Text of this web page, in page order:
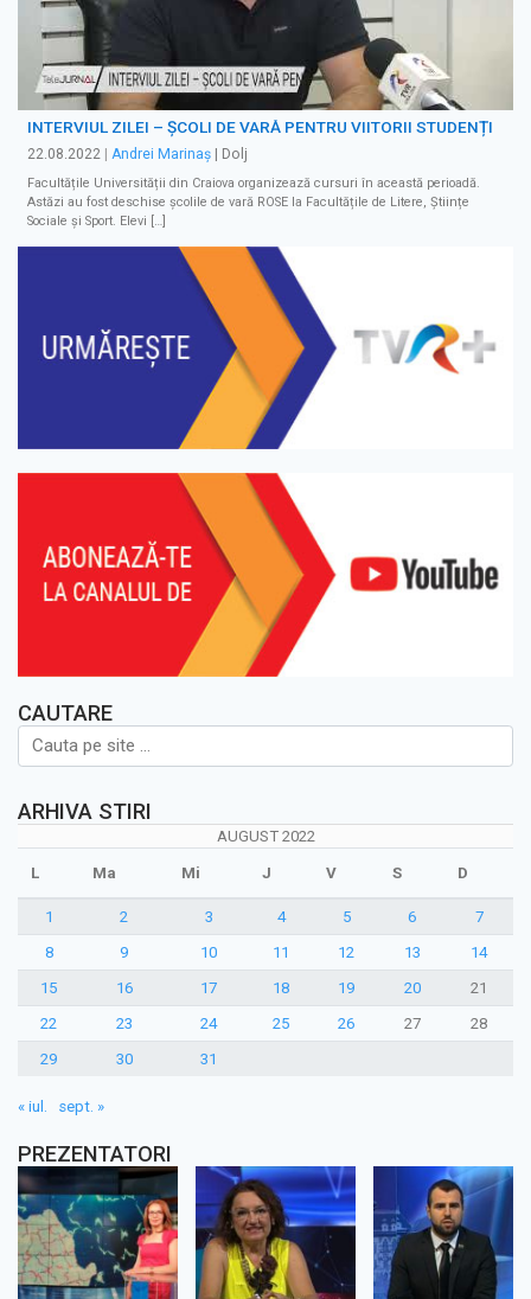
INTERVIUL ZILEI – ȘCOLI DE VARĂ PENTRU VIITORII STUDENȚI
22.08.2022 Andrei Marinaș | Dolj
Facultățile Universității din Craiova organizează cursuri în această perioadă.
Astăzi au fost deschise școlile de vară ROSE la Facultățile de Litere, Științe
Sociale și Sport. Elevi […]
CAUTARE
ARHIVA STIRI
AUGUST 2022
L Ma Mi J V S D
1 2 3 4 5 6
7
8
9 10 11 12 13
14
15
16 17 18 19 20
21
22
23 24 25 26 27
28
29
30 31
« iul. sept. »
PREZENTATORI